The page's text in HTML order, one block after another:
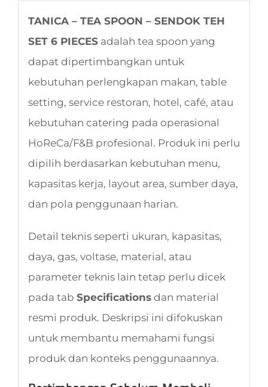
TANICA – TEA SPOON – SENDOK TEH
SET 6 PIECESadalah tea spoon yang
dapat dipertimbangkan untuk
kebutuhan perlengkapan makan, table
setting, service restoran, hotel, café, atau
kebutuhan catering pada operasional
HoReCa/F&B profesional. Produk ini perlu
dipilih berdasarkan kebutuhan menu,
kapasitas kerja, layout area, sumber daya,
dan pola penggunaan harian.
Detail teknis seperti ukuran, kapasitas,
daya, gas, voltase, material, atau
parameter teknis lain tetap perlu dicek
pada tab Specificationsdan material
resmi produk. Deskripsi ini difokuskan
untuk membantu memahami fungsi
produk dan konteks penggunaannya.